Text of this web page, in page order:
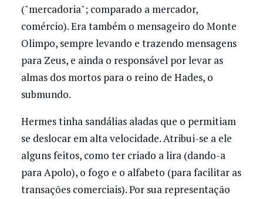
("mercadoria"; comparado a mercador,
comércio). Era também o mensageiro do Monte
Olimpo, sempre levando e trazendo mensagens
para Zeus, e ainda o responsável por levar as
almas dos mortos para o reino de Hades, o
submundo.
Hermes tinha sandálias aladas que o permitiam
se deslocar em alta velocidade. Atribui-se a ele
alguns feitos, como ter criado a lira (dando-a
para Apolo), o fogo e o alfabeto (para facilitar as
transações comerciais). Por sua representação